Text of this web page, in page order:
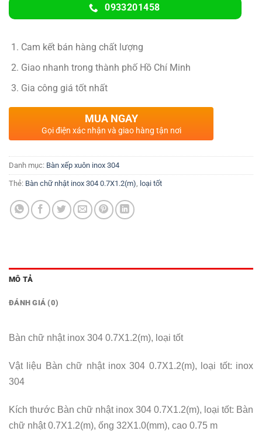
0933201458
Cam kết bán hàng chất lượng
Giao nhanh trong thành phố Hồ Chí Minh
Gia công giá tốt nhất
MUA NGAY
Gọi điện xác nhận và giao hàng tận nơi
Danh mục: Bàn xếp xuôn inox 304
Thẻ: Bàn chữ nhật inox 304 0.7X1.2(m), loại tốt
MÔ TẢ
ĐÁNH GIÁ (0)
Bàn chữ nhật inox 304 0.7X1.2(m), loại tốt
Vật liệu Bàn chữ nhật inox 304 0.7X1.2(m), loại tốt: inox
304
Kích thước Bàn chữ nhật inox 304 0.7X1.2(m), loại tốt: Bàn
chữ nhật 0.7X1.2(m), ống 32X1.0(mm), cao 0.75 m